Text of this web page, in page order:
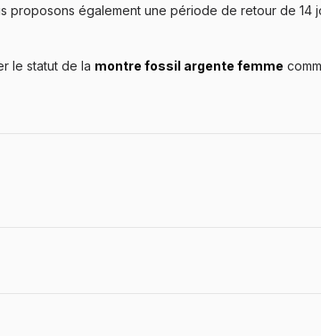
également une période de retour de
le statut de la montre fossil argente femme